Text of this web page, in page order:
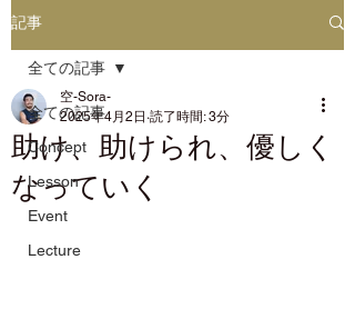
記事
全ての記事
Concept
Lesson
Event
Lecture
全ての記事
助け、助けられ、優しく
なっていく
空-Sora-
2025年4月2日 読了時間: 3分